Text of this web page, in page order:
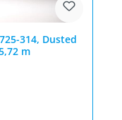
314, Dusted
m